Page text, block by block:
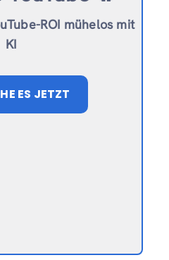
ROI mühelos mit
KI
ES JETZT